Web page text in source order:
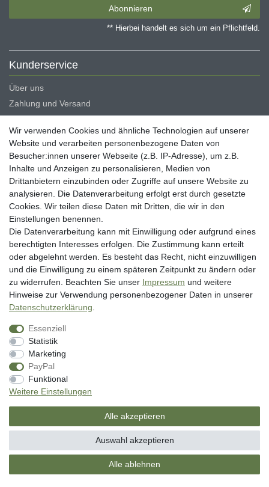
Abonnieren
** Hierbei handelt es sich um ein Pflichtfeld.
Kunderservice
Über uns
Zahlung und Versand
Blog
Rechtliche Angaben
Widerrufsrecht
Datenschutzerklärung
AGB
Impressum
Vertrag widerrufen
Unsere Zahlungsarten
** Bei Variantenartikeln mit unterschiedlichen Preisen pro Variante
Preis. Die UVP zu den weiteren Varianten wird bei Klick auf die jeweilige
Variante angezeigt.
© Copyright 2026 | Alle Rechte vorbehalten. - SM Angelsport GmbH
Wir verwenden Cookies und ähnliche Technologien auf unserer
Website und verarbeiten personenbezogene Daten von
Besucher:innen unserer Webseite (z.B. IP-Adresse), um z.B.
Inhalte und Anzeigen zu personalisieren, Medien von
Drittanbietern einzubinden oder Zugriffe auf unsere Website zu
analysieren. Die Datenverarbeitung erfolgt erst durch gesetzte
Cookies. Wir teilen diese Daten mit Dritten, die wir in den
Einstellungen benennen.
Die Datenverarbeitung kann mit Einwilligung oder aufgrund eines
berechtigten Interesses erfolgen. Die Zustimmung kann erteilt
oder abgelehnt werden. Es besteht das Recht, nicht einzuwilligen
und die Einwilligung zu einem späteren Zeitpunkt zu ändern oder
zu widerrufen. Beachten Sie unser Impressum und weitere
Hinweise zur Verwendung personenbezogener Daten in unserer
Daten­schutz­erklärung
Essenziell
Statistik
Marketing
PayPal
Funktional
Weitere Einstellungen
Alle akzeptieren
Alle ablehnen
Auswahl akzeptieren